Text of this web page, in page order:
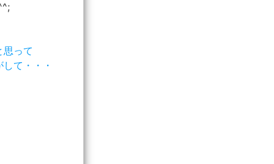
って
て・・・